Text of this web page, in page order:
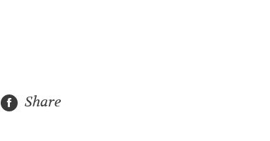
Share